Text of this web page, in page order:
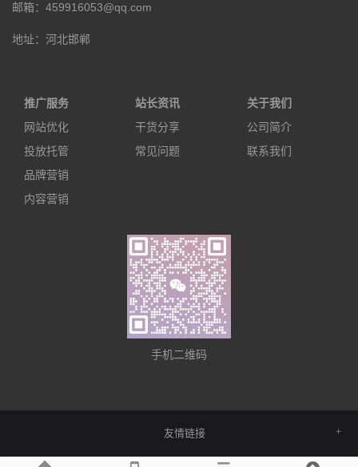
邮箱：459916053@qq.com
地址：河北邯郸
推广服务
网站优化
投放托管
品牌营销
内容营销
站长资讯
干货分享
常见问题
关于我们
公司简介
联系我们
手机二维码
友情链接